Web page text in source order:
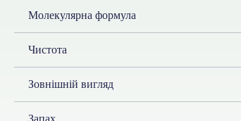
Молекулярна формула
Чистота
Зовнішній вигляд